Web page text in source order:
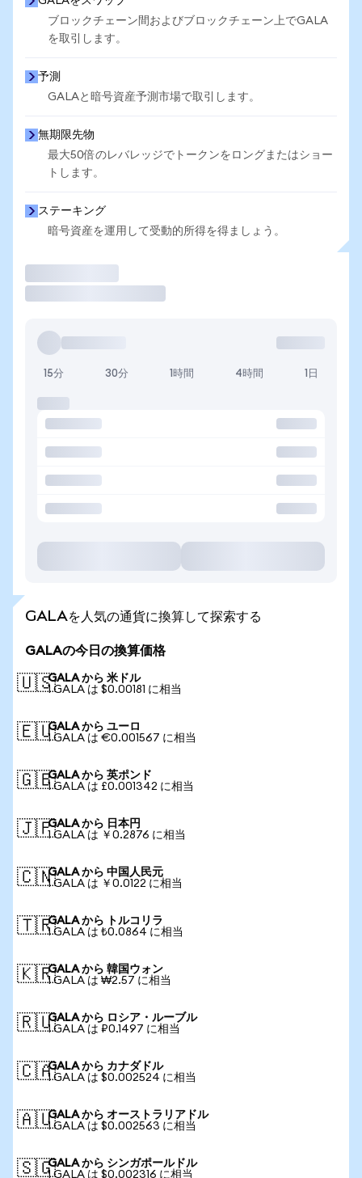
ブロックチェーン間およびブロックチェーン上でGALA
を取引します。
予測
GALAと暗号資産予測市場で取引します。
無期限先物
最大50倍のレバレッジでトークンをロングまたはショー
トします。
ステーキング
暗号資産を運用して受動的所得を得ましょう。
15分 30分 1時間 4時間 1日
GALAを人気の通貨に換算して探索する
GALAの今日の換算価格
🇺🇸GALA から 米ドル
1 GALA は $0.00181 に相当
🇪🇺GALA から ユーロ
1 GALA は €0.001567 に相当
🇬🇧GALA から 英ポンド
1 GALA は £0.001342 に相当
🇯🇵GALA から 日本円
1 GALA は ￥0.2876 に相当
🇨🇳GALA から 中国人民元
1 GALA は ￥0.0122 に相当
🇹🇷GALA から トルコリラ
1 GALA は ₺0.0864 に相当
🇰🇷GALA から 韓国ウォン
1 GALA は ₩2.57 に相当
🇷🇺GALA から ロシア・ルーブル
1 GALA は ₽0.1497 に相当
🇨🇦GALA から カナダドル
1 GALA は $0.002524 に相当
🇦🇺GALA から オーストラリアドル
1 GALA は $0.002563 に相当
🇸🇬GALA から シンガポールドル
1 GALA は $0.002316 に相当